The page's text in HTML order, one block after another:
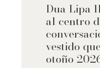
Dua Lipa
al centro
vestido
otoño